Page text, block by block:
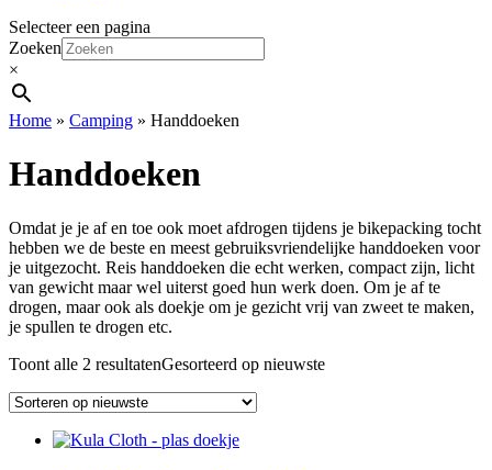
Selecteer een pagina
Zoeken
×
Home » Camping » Handdoeken
Handdoeken
Omdat je je af en toe ook moet afdrogen tijdens je bikepacking tocht
hebben we de beste en meest gebruiksvriendelijke handdoeken voor
je uitgezocht. Reis handdoeken die echt werken, compact zijn, licht
van gewicht maar wel uiterst goed hun werk doen. Om je af te
drogen, maar ook als doekje om je gezicht vrij van zweet te maken,
je spullen te drogen etc.
Toont alle 2 resultatenGesorteerd op nieuwste